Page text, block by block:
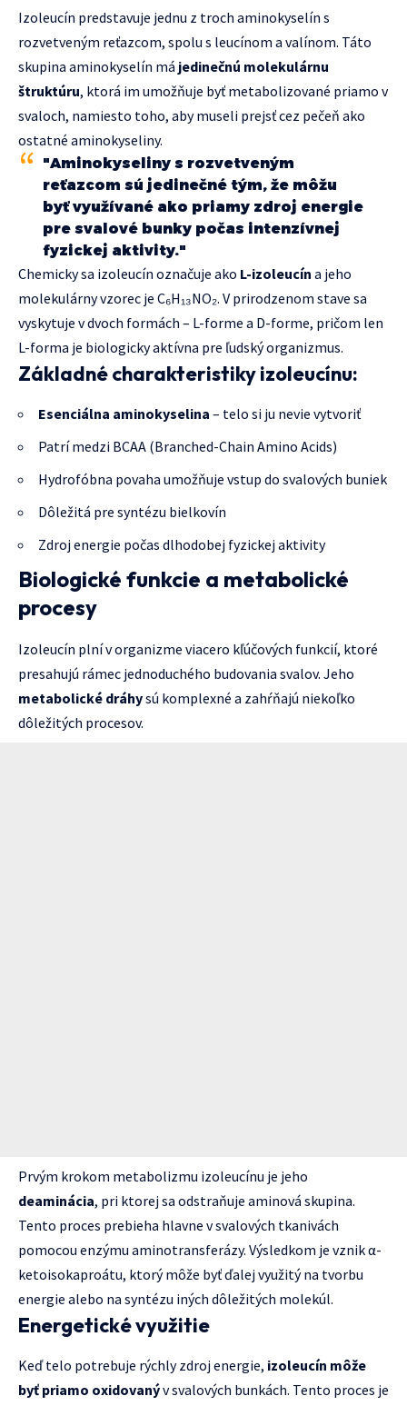
Izoleucín predstavuje jednu z troch aminokyselín s
rozvetveným reťazcom, spolu s leucínom a valínom. Táto
skupina aminokyselín má jedinečnú molekulárnu
štruktúru, ktorá im umožňuje byť metabolizované priamo v
svaloch, namiesto toho, aby museli prejsť cez pečeň ako
ostatné aminokyseliny.
"Aminokyseliny s rozvetveným
reťazcom sú jedinečné tým, že môžu
byť využívané ako priamy zdroj energie
pre svalové bunky počas intenzívnej
fyzickej aktivity."
Chemicky sa izoleucín označuje ako L-izoleucín a jeho
molekulárny vzorec je C₆H₁₃NO₂. V prirodzenom stave sa
vyskytuje v dvoch formách – L-forme a D-forme, pričom len
L-forma je biologicky aktívna pre ľudský organizmus.
Základné charakteristiky izoleucínu:
Esenciálna aminokyselina – telo si ju nevie vytvoriť
Patrí medzi BCAA (Branched-Chain Amino Acids)
Hydrofóbna povaha umožňuje vstup do svalových buniek
Dôležitá pre syntézu bielkovín
Zdroj energie počas dlhodobej fyzickej aktivity
Biologické funkcie a metabolické
procesy
Izoleucín plní v organizme viacero kľúčových funkcií, ktoré
presahujú rámec jednoduchého budovania svalov. Jeho
metabolické dráhysú komplexné a zahŕňajú niekoľko
dôležitých procesov.
Prvým krokom metabolizmu izoleucínu je jeho
deaminácia, pri ktorej sa odstraňuje aminová skupina.
Tento proces prebieha hlavne v svalových tkanivách
pomocou enzýmu aminotransferázy. Výsledkom je vznik α-
ketoisokaproátu, ktorý môže byť ďalej využitý na tvorbu
energie alebo na syntézu iných dôležitých molekúl.
Energetické využitie
Keď telo potrebuje rýchly zdroj energie, izoleucín môže
byť priamo oxidovanýv svalových bunkách. Tento proces je